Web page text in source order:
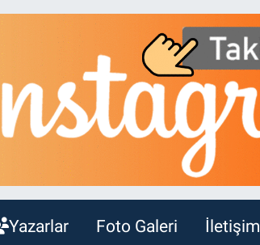
Yazarlar Foto Galeri İletişim